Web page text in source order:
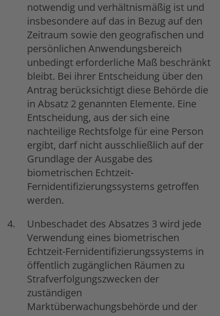
notwendig und verhältnismäßig ist und
insbesondere auf das in Bezug auf den
Zeitraum sowie den geografischen und
persönlichen Anwendungsbereich
unbedingt erforderliche Maß beschränkt
bleibt. Bei ihrer Entscheidung über den
Antrag berücksichtigt diese Behörde die
in Absatz 2 genannten Elemente. Eine
Entscheidung, aus der sich eine
nachteilige Rechtsfolge für eine Person
ergibt, darf nicht ausschließlich auf der
Grundlage der Ausgabe des
biometrischen Echtzeit-
Fernidentifizierungssystems getroffen
werden.
Unbeschadet des Absatzes 3 wird jede
Verwendung eines biometrischen
Echtzeit-Fernidentifizierungssystems in
öffentlich zugänglichen Räumen zu
Strafverfolgungszwecken der
zuständigen
Marktüberwachungsbehörde und der